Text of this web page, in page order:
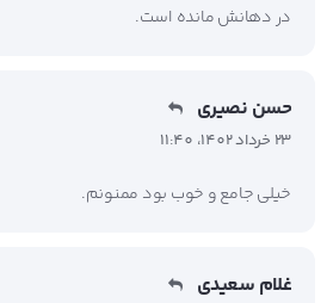
در دهانش مانده است.
حسن نصیری
23 خرداد 1402، 11:40
خیلی جامع و خوب بود ممنونم.
غلام سعیدی